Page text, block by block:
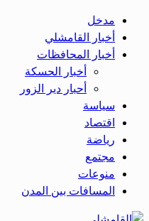
مدخل
أخبار القامشلي
أخبار المحافظات
أخبار الحسكة
أحبار دير الزور
سياسة
اقتصاد
رياضة
مجتمع
منوعات
المسافات بين المدن